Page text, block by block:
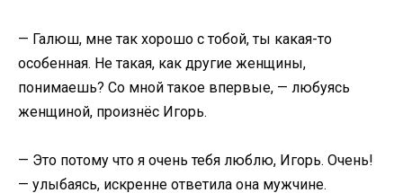
— Галюш, мне так хорошо с тобой, ты какая-то
особенная. Не такая, как другие женщины,
понимаешь? Со мной такое впервые, — любуясь
женщиной, произнёс Игорь.
— Это потому что я очень тебя люблю, Игорь. Очень!
— улыбаясь, искренне ответила она мужчине.